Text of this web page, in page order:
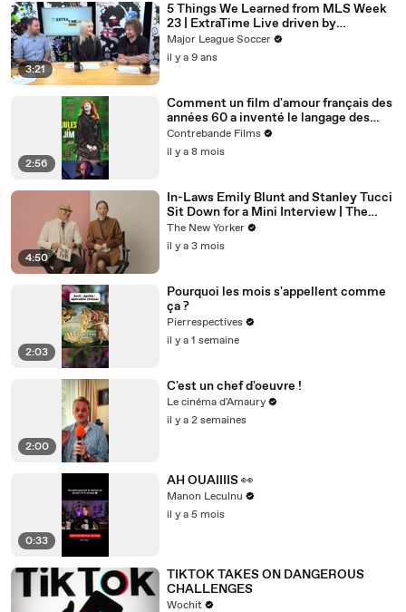
3:21
5 Things We Learned from MLS Week
23 | ExtraTime Live driven by
Continental
Major League Soccer
il y a 9 ans
2:56
Comment un film d'amour français des
années 60 a inventé le langage des
films de gangsters modernes (Jules et
Jim)
Contrebande Films
il y a 8 mois
4:50
In-Laws Emily Blunt and Stanley Tucci
Sit Down for a Mini Interview | The
New Yorker Mini Interview
The New Yorker
il y a 3 mois
2:03
Pourquoi les mois s'appellent comme
ça ?
Pierrespectives
il y a 1 semaine
2:00
C'est un chef d'oeuvre !
Le cinéma d'Amaury
il y a 2 semaines
0:33
AH OUAIIIIS 👀
Manon Leculnu
il y a 5 mois
TIKTOK TAKES ON DANGEROUS
CHALLENGES
Wochit